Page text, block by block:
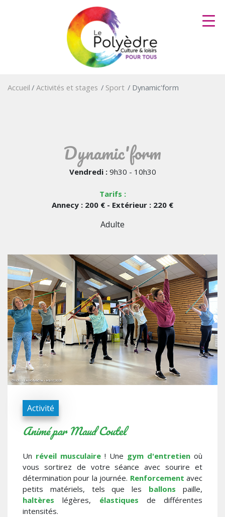
au
contenu
principal
Accueil Activités et stages Sport Dynamic'form
Dynamic'form
Vendredi : 9h30 - 10h30
Tarifs :
Annecy : 200 € - Extérieur : 220 €
Adulte
Activité
Animé par Maud Coutel
Un réveil musculaire ! Une gym d'entretien où
vous sortirez de votre séance avec sourire et
détermination pour la journée. Renforcementavec
petits matériels, tels que les ballonspaille,
haltèreslégères, élastiques de différentes
intensités.